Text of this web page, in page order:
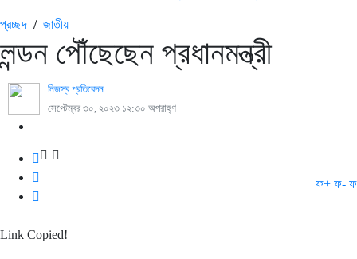
প্রচ্ছদ / জাতীয়
লন্ডন পৌঁছেছেন প্রধানমন্ত্রী
নিজস্ব প্রতিবেদন
সেপ্টেম্বর ৩০, ২০২৩ ১২:৩০ অপরাহ্ণ
ফ+ ফ- ফ
Link Copied!